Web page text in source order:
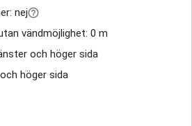
nej
vändmöjlighet: 0 m
och höger sida
höger sida